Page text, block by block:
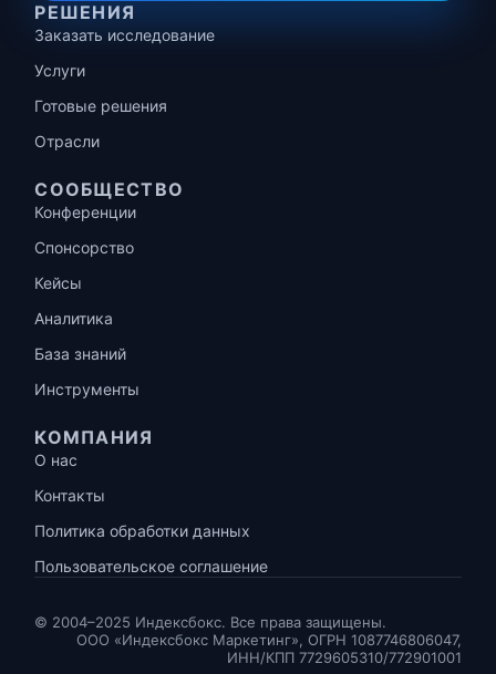
РЕШЕНИЯ
Заказать исследование
Услуги
Готовые решения
Отрасли
СООБЩЕСТВО
Конференции
Спонсорство
Кейсы
Аналитика
База знаний
Инструменты
КОМПАНИЯ
О нас
Контакты
Политика обработки данных
Пользовательское соглашение
© 2004–2025 Индексбокс. Все права защищены.
ООО «Индексбокс Маркетинг», ОГРН 1087746806047,
ИНН/КПП 7729605310/772901001